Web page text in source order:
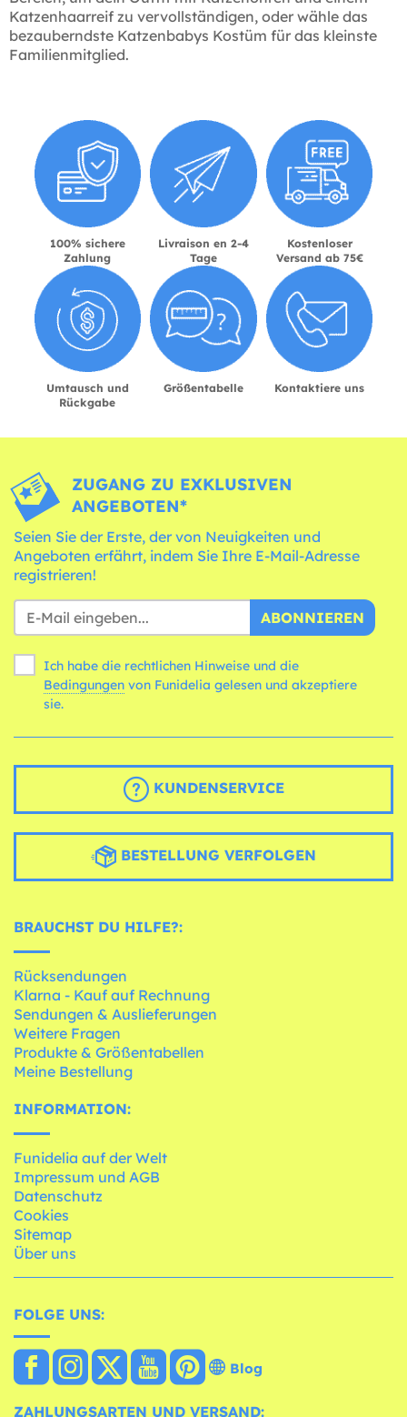
Katzenhaarreif zu vervollständigen, oder wähle das
bezauberndste Katzenbabys Kostüm für das kleinste
Familienmitglied.
100% sichere
Zahlung
Livraison en 2-4
Tage
Kostenloser
Versand ab 75€
Umtausch und
Rückgabe
Größentabelle Kontaktiere uns
ZUGANG ZU EXKLUSIVEN
ANGEBOTEN*
Seien Sie der Erste, der von Neuigkeiten und
Angeboten erfährt, indem Sie Ihre E-Mail-Adresse
registrieren!
ABONNIEREN
Ich habe die rechtlichen Hinweise und die
Bedingungen
sie.
KUNDENSERVICE
BESTELLUNG VERFOLGEN
BRAUCHST DU HILFE?:
Rücksendungen
Klarna - Kauf auf Rechnung
Sendungen & Auslieferungen
Weitere Fragen
Produkte & Größentabellen
Meine Bestellung
INFORMATION:
Funidelia auf der Welt
Impressum und AGB
Datenschutz
Cookies
Sitemap
Über uns
FOLGE UNS:
Blog
ZAHLUNGSARTEN UND VERSAND: